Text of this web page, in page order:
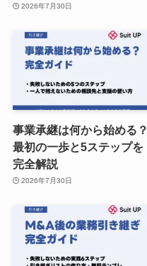
2026年7月30日
事業承継は何から始める？
最初の一歩と5ステップを
完全解説
2026年7月30日